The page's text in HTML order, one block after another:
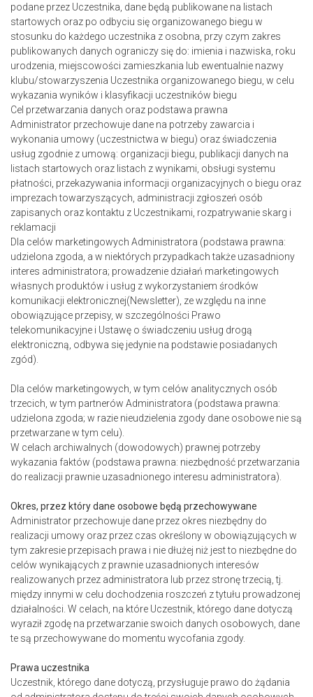
podane przez Uczestnika, dane będą publikowane na listach
startowych oraz po odbyciu się organizowanego biegu w
stosunku do każdego uczestnika z osobna, przy czym zakres
publikowanych danych ograniczy się do: imienia i nazwiska, roku
urodzenia, miejscowości zamieszkania lub ewentualnie nazwy
klubu/stowarzyszenia Uczestnika organizowanego biegu, w celu
wykazania wyników i klasyfikacji uczestników biegu
Cel przetwarzania danych oraz podstawa prawna
Administrator przechowuje dane na potrzeby zawarcia i
wykonania umowy (uczestnictwa w biegu) oraz świadczenia
usług zgodnie z umową: organizacji biegu, publikacji danych na
listach startowych oraz listach z wynikami, obsługi systemu
płatności, przekazywania informacji organizacyjnych o biegu oraz
imprezach towarzyszących, administracji zgłoszeń osób
zapisanych oraz kontaktu z Uczestnikami, rozpatrywanie skarg i
reklamacji
Dla celów marketingowych Administratora (podstawa prawna:
udzielona zgoda, a w niektórych przypadkach także uzasadniony
interes administratora; prowadzenie działań marketingowych
własnych produktów i usług z wykorzystaniem środków
komunikacji elektronicznej(Newsletter), ze względu na inne
obowiązujące przepisy, w szczególności Prawo
telekomunikacyjne i Ustawę o świadczeniu usług drogą
elektroniczną, odbywa się jedynie na podstawie posiadanych
zgód).
Dla celów marketingowych, w tym celów analitycznych osób
trzecich, w tym partnerów Administratora (podstawa prawna:
udzielona zgoda; w razie nieudzielenia zgody dane osobowe nie są
przetwarzane w tym celu).
W celach archiwalnych (dowodowych) prawnej potrzeby
wykazania faktów (podstawa prawna: niezbędność przetwarzania
do realizacji prawnie uzasadnionego interesu administratora).
Okres, przez który dane osobowe będą przechowywane
Administrator przechowuje dane przez okres niezbędny do
realizacji umowy oraz przez czas określony w obowiązujących w
tym zakresie przepisach prawa i nie dłużej niż jest to niezbędne do
celów wynikających z prawnie uzasadnionych interesów
realizowanych przez administratora lub przez stronę trzecią, tj.
między innymi w celu dochodzenia roszczeń z tytułu prowadzonej
działalności. W celach, na które Uczestnik, którego dane dotyczą
wyraził zgodę na przetwarzanie swoich danych osobowych, dane
te są przechowywane do momentu wycofania zgody.
Prawa uczestnika
Uczestnik, którego dane dotyczą, przysługuje prawo do żądania